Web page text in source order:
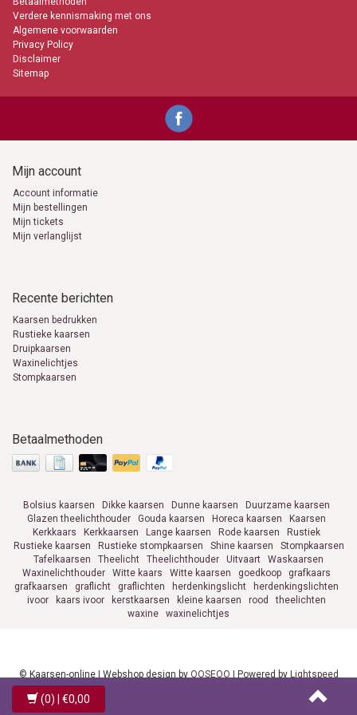
Verdere kennismaking met ons
Algemene voorwaarden
Privacy Policy
Disclaimer
Sitemap
Mijn account
Account informatie
Mijn bestellingen
Mijn tickets
Mijn verlanglijst
Recente berichten
Kaarsen bedrukken
Rustieke kaarsen
Druipkaarsen
Waxinelichtjes
Stompkaarsen
Betaalmethoden
Bolsius kaarsen Dikke kaarsen Dunne kaarsen
Duurzame kaarsen
Glazen theelichthouder
Gouda kaarsen Horeca kaarsen
Kaarsen
Kerkkaars
Kerkkaarsen Lange kaarsen Rode kaarsen
Rustiek
Rustieke kaarsen
Rustieke stompkaarsen Shine kaarsen
Stompkaarsen
Tafelkaarsen
Theelicht Theelichthouder Uitvaart
Waskaarsen
Waxinelichthouder
Witte kaars Witte kaarsen goedkoop
grafkaars
grafkaarsen
graflicht graflichten herdenkingslicht
herdenkingslichten
ivoor
kaars ivoor kerstkaarsen kleine kaarsen rood
theelichten
waxine
waxinelichtjes
© Kaarsen-online | Webshop design by OOSEOO | Powered by Lightspeed
(0) | €0,00